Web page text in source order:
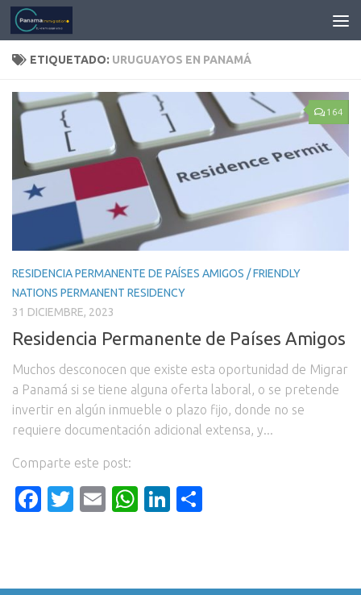
ETIQUETADO: URUGUAYOS EN PANAMÁ
164
RESIDENCIA PERMANENTE DE PAÍSES AMIGOS / FRIENDLY
NATIONS PERMANENT RESIDENCY
31 DICIEMBRE, 2023
Residencia Permanente de Países Amigos
Muchos desconocen que existe esta oportunidad de Migrar
a Panamá si se tiene alguna oferta laboral, o se pretende
invertir en algún inmueble o plazo fijo, donde no se
requiere documentación adicional extensa, y...
Comparte este post:
Facebook
Twitter
EmailWhatsApp
LinkedIn